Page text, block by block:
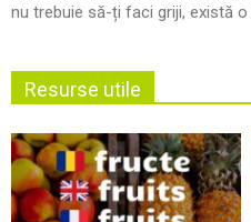
nu trebuie să-ți faci griji, există
Resurse utile